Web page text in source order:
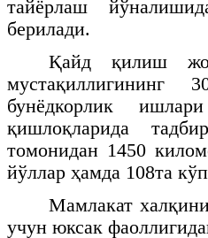
тайёрлаш
берилади.
Қайд қилиш
мустақиллигининг
бунёдкорлик
қишлоқларида
томонидан 1450
йўллар ҳамда 108та
Мамлакат
учун юксак